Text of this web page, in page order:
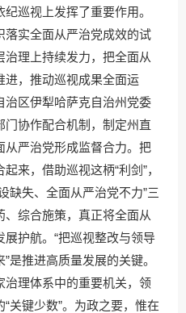
巡视上发挥了重要作用。
落实全面从严治党成效的试
理上持续发力，把全面从
进，推动巡视成果全面运
治区伊犁哈萨克自治州党委
协作配合机制，制定州直
从严治党形成监督合力。把
来，借助巡视这柄“利剑”，
缺失、全面从严治党不力”三
综合施策，真正将全面从
护航。“把巡视整改与领导
是推进高质量发展的关键。
治理体系中的重要机关，领
关键少数”。为政之要，惟在